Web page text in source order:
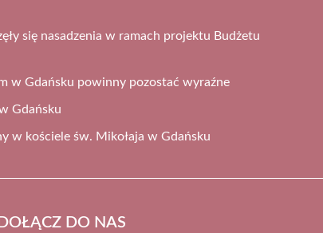
się nasadzenia w ramach projektu Budżetu
w Gdańsku powinny pozostać wyraźne
Gdańsku
w kościele św. Mikołaja w Gdańsku
DOŁĄCZ DO NAS